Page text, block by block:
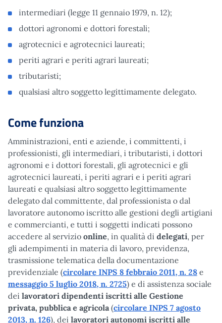
intermediari (legge 11 gennaio 1979, n. 12);
dottori agronomi e dottori forestali;
agrotecnici e agrotecnici laureati;
periti agrari e periti agrari laureati;
tributaristi;
qualsiasi altro soggetto legittimamente delegato.
Come funziona
Amministrazioni, enti e aziende, i committenti, i
professionisti, gli intermediari, i tributaristi, i dottori
agronomi e i dottori forestali, gli agrotecnici e gli
agrotecnici laureati, i periti agrari e i periti agrari
laureati e qualsiasi altro soggetto legittimamente
delegato dal committente, dal professionista o dal
lavoratore autonomo iscritto alle gestioni degli artigiani
e commercianti, e tutti i soggetti indicati possono
accedere al servizio online, in qualità di delegati, per
gli adempimenti in materia di lavoro, previdenza,
trasmissione telematica della documentazione
previdenziale (circolare INPS 8 febbraio 2011, n. 28 e
messaggio 5 luglio 2018, n. 2725) e di assistenza sociale
dei lavoratori dipendenti iscritti alle Gestione
privata, pubblica e agricola (circolare INPS 7 agosto
2013, n. 126), dei lavoratori autonomi iscritti alle